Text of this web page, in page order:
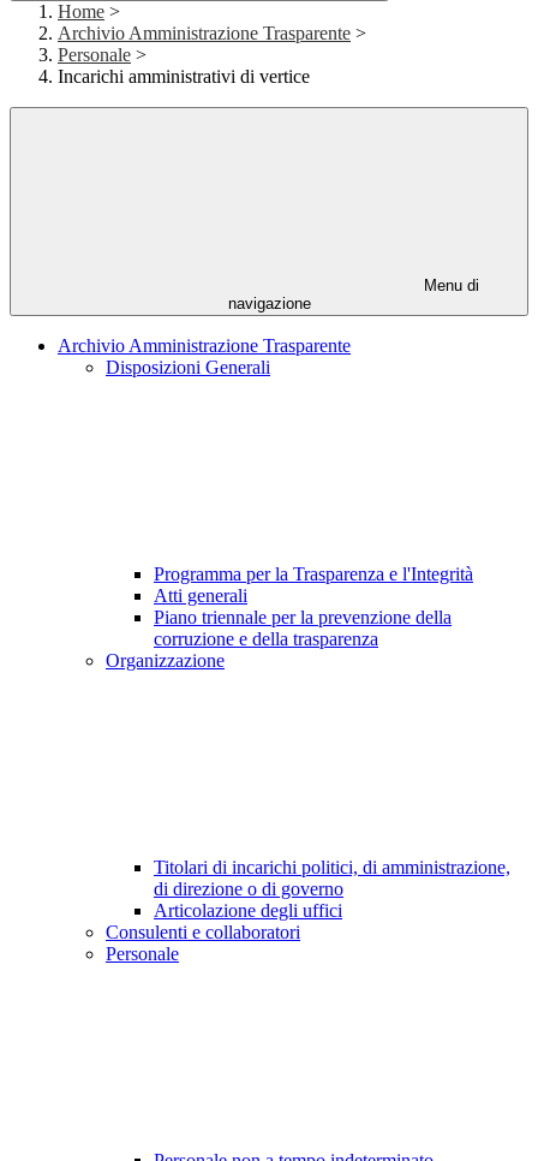
Home >
Archivio Amministrazione Trasparente >
Personale >
Incarichi amministrativi di vertice
Menu di
navigazione
Archivio Amministrazione Trasparente
Disposizioni Generali
Programma per la Trasparenza e l'Integrità
Atti generali
Piano triennale per la prevenzione della
corruzione e della trasparenza
Organizzazione
Titolari di incarichi politici, di amministrazione,
di direzione o di governo
Articolazione degli uffici
Consulenti e collaboratori
Personale